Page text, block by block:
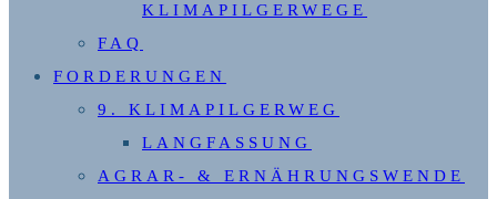
KLIMAPILGERWEGE
FAQ
FORDERUNGEN
9. KLIMAPILGERWEG
LANGFASSUNG
AGRAR- & ERNÄHRUNGSWENDE